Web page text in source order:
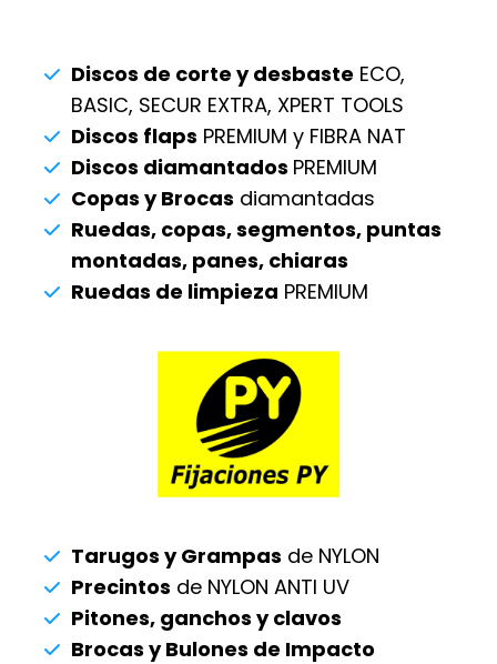
Discos de corte y desbaste ECO,
BASIC, SECUR EXTRA, XPERT TOOLS
Discos flaps PREMIUM y FIBRA NAT
Discos diamantados PREMIUM
Copas y Brocas diamantadas
Ruedas, copas, segmentos, puntas
montadas, panes, chiaras
Ruedas de limpieza PREMIUM
Tarugos y Grampas de NYLON
Precintos de NYLON ANTI UV
Pitones, ganchos y clavos
Brocas y Bulones de Impacto